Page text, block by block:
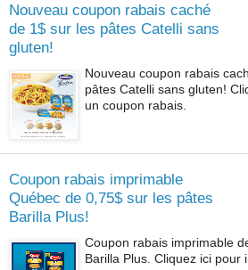
Nouveau coupon rabais caché
de 1$ sur les pâtes Catelli sans
gluten!
Nouveau coupon rabais
pâtes Catelli sans gluten!
un coupon rabais.
Coupon rabais imprimable
Québec de 0,75$ sur les pâtes
Barilla Plus!
Coupon rabais imprimable
Barilla Plus. Cliquez ici pour